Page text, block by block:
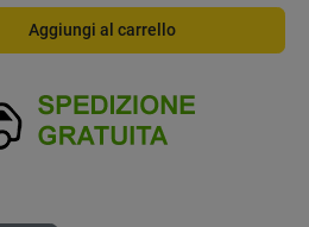
Aggiungi al carrello